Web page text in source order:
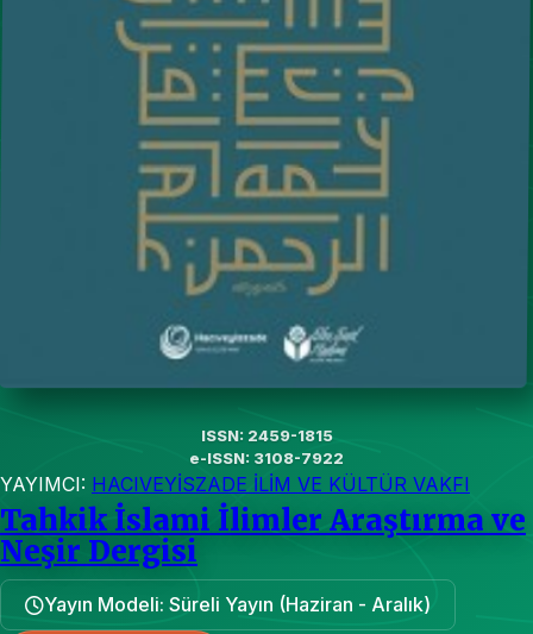
ISSN: 2459-1815
e-ISSN: 3108-7922
YAYIMCI: HACIVEYİSZADE İLİM VE KÜLTÜR VAKFI
Tahkik İslami İlimler Araştırma ve
Neşir Dergisi
Yayın Modeli: Süreli Yayın (Haziran - Aralık)